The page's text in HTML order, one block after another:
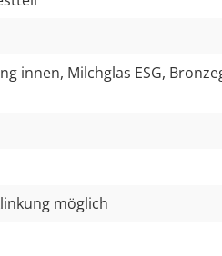
innen, Milchglas ESG,
möglich